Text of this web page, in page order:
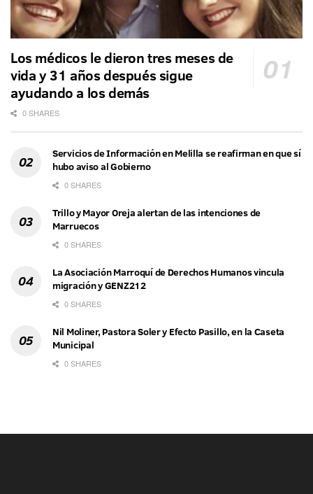
Los médicos le dieron tres meses de
vida y 31 años después sigue
ayudando a los demás
0 SHARES
Servicios de Información en Melilla se reafirman en que sí
hubo aviso al Gobierno
0 SHARES
Trillo y Mayor Oreja alertan de las intenciones de
Marruecos
0 SHARES
La Asociación Marroquí de Derechos Humanos vincula
migración y GENZ212
0 SHARES
Nil Moliner, Pastora Soler y Efecto Pasillo, en la Caseta
Municipal
0 SHARES